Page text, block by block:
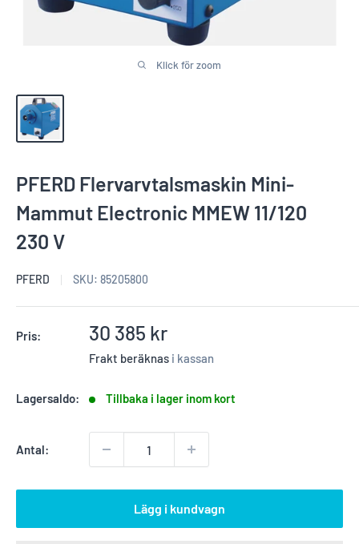
Klick för zoom
PFERD Flervarvtalsmaskin Mini-
Mammut Electronic MMEW 11/120
230 V
PFERD SKU: 85205800
Pris: Reapris
30 385 kr
Frakt beräknas i kassan
Lagersaldo: Tillbaka i lager inom kort
Antal:
Lägg i kundvagn